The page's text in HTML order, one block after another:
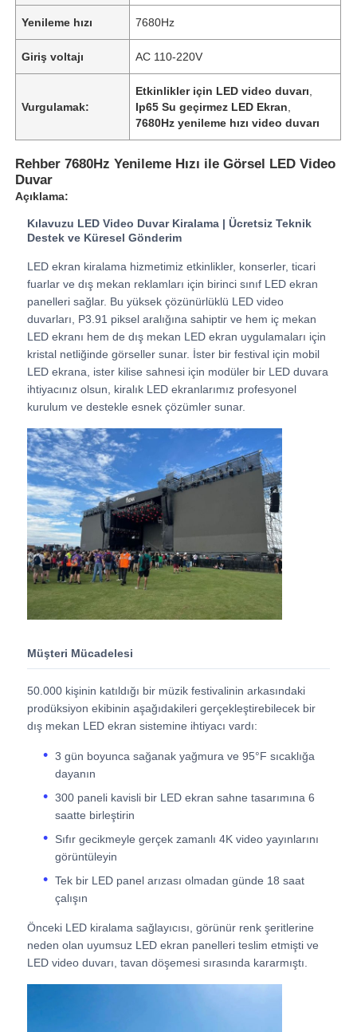
Ürünler
Videolar
VR Gösterisi
Hakkımızda
Fabrika turu
Kalite kontrolü
Bize Ulaşın
Haberler
Durumlar
Bir İndirim İste
LED Video Duvar Ekranı
LED ekran ekranı
Sahne LED ekran kiralama
Cob LED video duvarı
Yenileme hızı 7680Hz
Giriş voltajı AC 110-220V
Vurgulamak:
Etkinlikler için LED video duvarı
Ip65 Su geçirmez LED Ekran
7680Hz yenileme hızı video duvarı
Rehber 7680Hz Yenileme Hızı ile Görsel LED Video
Duvar
Açıklama:
Kılavuzu LED Video Duvar Kiralama | Ücretsiz Teknik
Destek ve Küresel Gönderim
LED ekran kiralama hizmetimiz etkinlikler, konserler, ticari
fuarlar ve dış mekan reklamları için birinci sınıf LED ekran
panelleri sağlar. Bu yüksek çözünürlüklü LED video
duvarları, P3.91 piksel aralığına sahiptir ve hem iç mekan
LED ekranı hem de dış mekan LED ekran uygulamaları için
kristal netliğinde görseller sunar. İster bir festival için mobil
LED ekrana, ister kilise sahnesi için modüler bir LED duvara
ihtiyacınız olsun, kiralık LED ekranlarımız profesyonel
kurulum ve destekle esnek çözümler sunar.
Müşteri Mücadelesi
50.000 kişinin katıldığı bir müzik festivalinin arkasındaki
prodüksiyon ekibinin aşağıdakileri gerçekleştirebilecek bir
dış mekan LED ekran sistemine ihtiyacı vardı:
3 gün boyunca sağanak yağmura ve 95°F sıcaklığa
dayanın
300 paneli kavisli bir LED ekran sahne tasarımına 6
saatte birleştirin
Sıfır gecikmeyle gerçek zamanlı 4K video yayınlarını
görüntüleyin
Tek bir LED panel arızası olmadan günde 18 saat
çalışın
Önceki LED kiralama sağlayıcısı, görünür renk şeritlerine
neden olan uyumsuz LED ekran panelleri teslim etmişti ve
LED video duvarı, tavan döşemesi sırasında kararmıştı.